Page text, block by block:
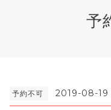
予
予約不可 2019-08-19